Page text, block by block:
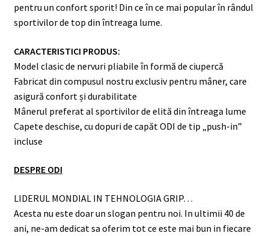
pentru un confort sporit! Din ce în ce mai popular în rândul
sportivilor de top din întreaga lume.
CARACTERISTICI PRODUS:
Model clasic de nervuri pliabile în formă de ciupercă
Fabricat din compusul nostru exclusiv pentru mâner, care
asigură confort și durabilitate
Mânerul preferat al sportivilor de elită din întreaga lume
Capete deschise, cu dopuri de capăt ODI de tip „push-in”
incluse
DESPRE ODI
LIDERUL MONDIAL IN TEHNOLOGIA GRIP…
Acesta nu este doar un slogan pentru noi. In ultimii 40 de
ani, ne-am dedicat sa oferim tot ce este mai bun in fiecare